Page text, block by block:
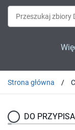
Strona główna
DO